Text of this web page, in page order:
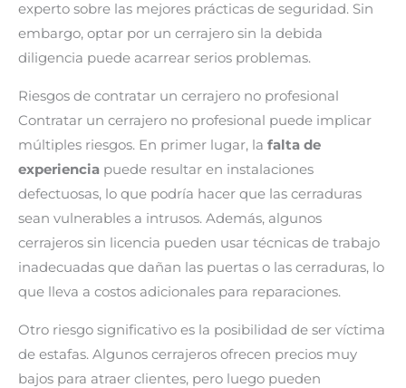
experto sobre las mejores prácticas de seguridad. Sin
embargo, optar por un cerrajero sin la debida
diligencia puede acarrear serios problemas.
Riesgos de contratar un cerrajero no profesional
Contratar un cerrajero no profesional puede implicar
múltiples riesgos. En primer lugar, la falta de
experiencia puede resultar en instalaciones
defectuosas, lo que podría hacer que las cerraduras
sean vulnerables a intrusos. Además, algunos
cerrajeros sin licencia pueden usar técnicas de trabajo
inadecuadas que dañan las puertas o las cerraduras, lo
que lleva a costos adicionales para reparaciones.
Otro riesgo significativo es la posibilidad de ser víctima
de estafas. Algunos cerrajeros ofrecen precios muy
bajos para atraer clientes, pero luego pueden